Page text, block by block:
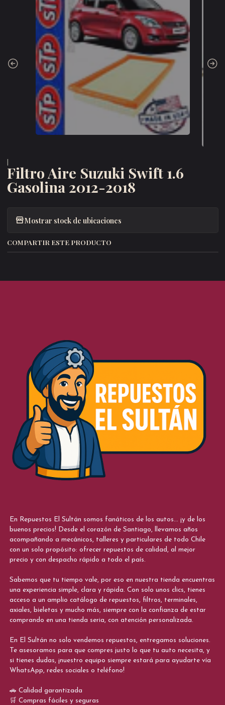
Filtro Aire Suzuki Swift 1.6
Gasolina 2012-2018
Mostrar stock de ubicaciones
COMPARTIR ESTE PRODUCTO
En Repuestos El Sultán somos fanáticos de los autos... ¡y de los
buenos precios! Desde el corazón de Santiago, llevamos años
acompañando a mecánicos, talleres y particulares de todo Chile
con un solo propósito: ofrecer repuestos de calidad, al mejor
precio y con despacho rápido a todo el país.
Sabemos que tu tiempo vale, por eso en nuestra tienda encuentras
una experiencia simple, clara y rápida. Con solo unos clics, tienes
acceso a un amplio catálogo de repuestos, filtros, terminales,
axiales, bieletas y mucho más, siempre con la confianza de estar
comprando en una tienda seria, con atención personalizada.
En El Sultán no solo vendemos repuestos, entregamos soluciones.
Te asesoramos para que compres justo lo que tu auto necesita, y
si tienes dudas, ¡nuestro equipo siempre estará para ayudarte vía
WhatsApp, redes sociales o teléfono!
🚗 Calidad garantizada
🛒 Compras fáciles y seguras